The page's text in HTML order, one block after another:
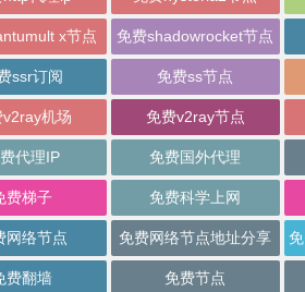
x节点 免费shadowrocket节点
ssr订阅 免费ss节点
v2ray机场 免费v2ray节点
代理IP 免费国外代理
费梯子 免费科学上网
网络节点 免费网络节点地址分享
费翻墙 免费节点